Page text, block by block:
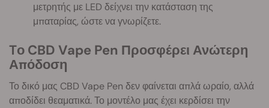
μετρητής με LED δείχνει την κατάσταση της
μπαταρίας, ώστε να γνωρίζετε.
Tο CBD Vape Pen Προσφέρει Ανώτερη
Απόδοση
Το δικό μας CBD Vape Pen δεν φαίνεται απλά ωραίο, αλλά
αποδίδει θεαματικά. Το μοντέλο μας έχει κερδίσει την